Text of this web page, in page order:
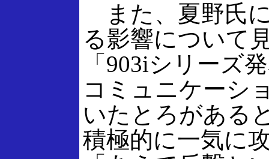
また、夏野氏
る影響について
「903iシリーズ
コミュニケーシ
いたとろがある
積極的に一気に